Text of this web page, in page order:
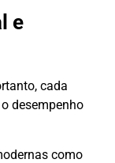
e
cada
desempenho
como